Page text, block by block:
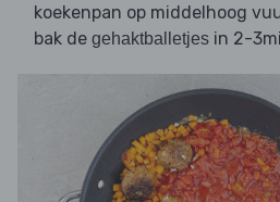
koekenpan op middelhoog
bak de gehaktballetjes in 2-